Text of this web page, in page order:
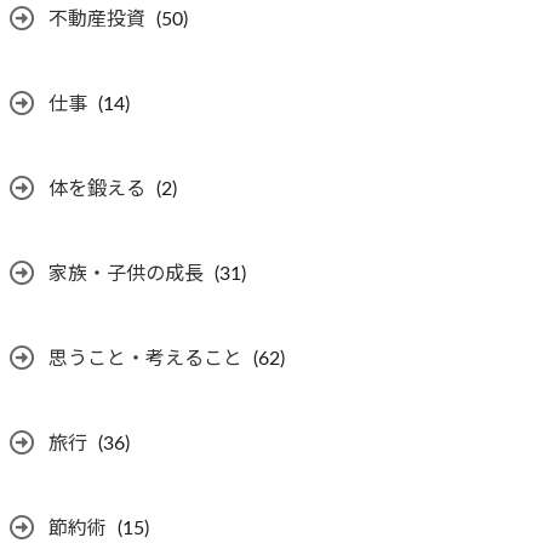
不動産投資 (50)
仕事 (14)
体を鍛える (2)
家族・子供の成長 (31)
思うこと・考えること (62)
旅行 (36)
節約術 (15)